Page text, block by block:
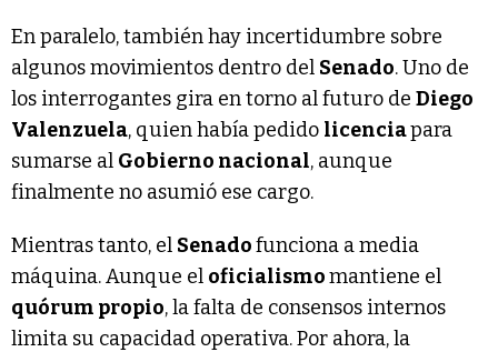
En paralelo, también hay incertidumbre sobre
algunos movimientos dentro del Senado. Uno de
los interrogantes gira en torno al futuro de Diego
Valenzuela, quien había pedido licenciapara
sumarse al Gobierno nacional, aunque
finalmente no asumió ese cargo.
Mientras tanto, el Senadofunciona a media
máquina. Aunque el oficialismomantiene el
quórum propio, la falta de consensos internos
limita su capacidad operativa. Por ahora, la